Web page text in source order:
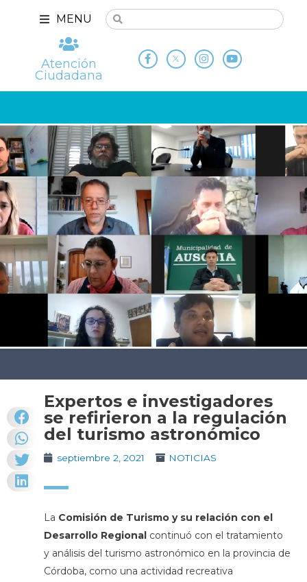
MENU
Atención
Ciudadana
Expertos e investigadores
se refirieron a la regulación
del turismo astronómico
septiembre 2, 2021 NOTICIAS
La Comisión de Turismo y su relación con el
Desarrollo Regionalcontinuó con el tratamiento
y análisis del turismo astronómico en la provincia de
Córdoba, como una actividad recreativa